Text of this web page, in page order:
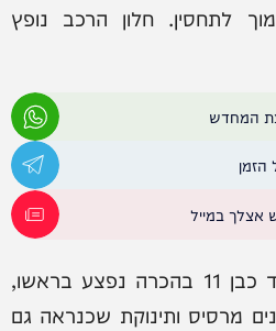
בכביש 55, סמוך לתחסין. חלון הרכב נופץ
המחדש
אצלך במייל
מהצלה יו״ש נמסר כי ילד כבן 11 בהכרה נפצע בראשו,
בפנים מרסיס ותינוקת שכנראה גם